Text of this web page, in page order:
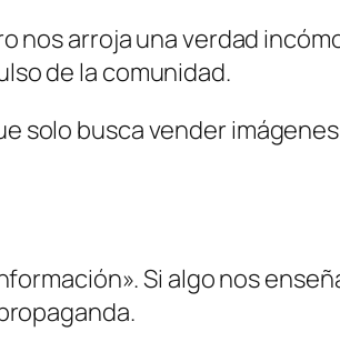
nos arroja una verdad
de la comunidad.
solo busca vender
Si algo nos